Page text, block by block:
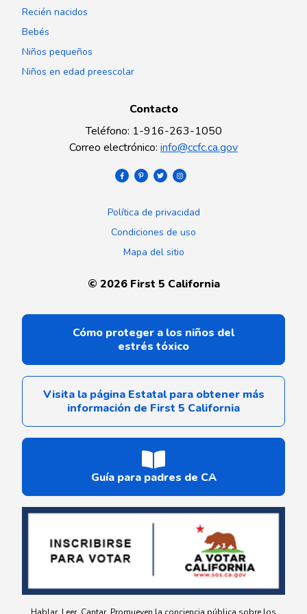
Recién nacidos
Bebés
Niños pequeños
Niños en edad preescolar
Contacto
Teléfono: 1-916-263-1050
Correo electrónico: info@ccfc.ca.gov
Política de privacidad
Condiciones de uso
Mapa del sitio
© 2026First 5 California
Cómo proteger a los niños del
estrés tóxico
Visita la página Estatal para obtener más
información de First 5 California
Guía para padres de CA